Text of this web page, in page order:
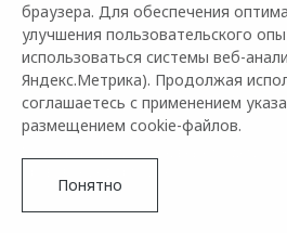
Горячая линия OMODA:
© 2026 Авангард Моторс
браузера. Для обеспечения
улучшения пользовательского
использоваться системы веб-
Яндекс.Метрика). Продолжая
соглашаетесь с применением
размещением cookie-файлов.
Понятно